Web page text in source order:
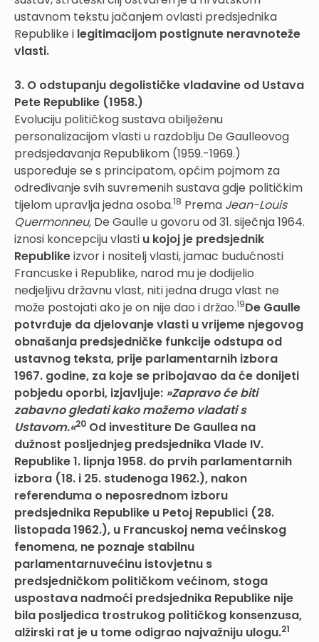
ustavnom tekstu jačanjem ovlasti predsjednika
Republike i legitimacijom postignute neravnoteže
vlasti.
3. O odstupanju degolističke vladavine od Ustava
Pete Republike (1958.)
Evoluciju političkog sustava obilježenu
personalizacijom vlasti u razdoblju De Gaulleovog
predsjedavanja Republikom (1959.-1969.)
uspoređuje se s principatom, općim pojmom za
određivanje svih suvremenih sustava gdje političkim
tijelom upravlja jedna osoba.18 Prema Jean-Louis
Quermonneu, De Gaulle u govoru od 31. siječnja 1964.
iznosi koncepciju vlasti u kojoj je predsjednik
Republikeizvor i nositelj vlasti, jamac budućnosti
Francuske i Republike, narod mu je dodijelio
nedjeljivu državnu vlast, niti jedna druga vlast ne
može postojati ako je on nije dao i držao.19De Gaulle
potvrđuje da djelovanje vlasti u vrijeme njegovog
obnašanja predsjedničke funkcije odstupa od
ustavnog teksta, prije parlamentarnih izbora
1967. godine, za koje se pribojavao da će donijeti
pobjedu oporbi, izjavljuje: »Zapravo će biti
zabavno gledati kako možemo vladati s
Ustavom.«20 Od investiture De Gaullea na
dužnost posljednjeg predsjednika Vlade IV.
Republike 1. lipnja 1958. do prvih parlamentarnih
izbora (18. i 25. studenoga 1962.), nakon
referenduma o neposrednom izboru
predsjednika Republike u Petoj Republici (28.
listopada 1962.), u Francuskoj nema većinskog
fenomena, ne poznaje stabilnu
parlamentarnuvećinu istovjetnu s
predsjedničkom političkom većinom, stoga
uspostava nadmoći predsjednika Republike nije
bila posljedica trostrukog političkog konsenzusa,
alžirski rat je u tome odigrao najvažniju ulogu.21